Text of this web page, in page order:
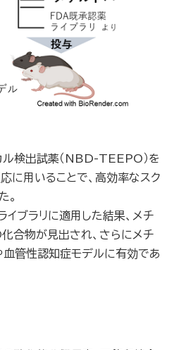
ル検出試薬（NBD-TEEPO）を
に用いることで、高効率なスク
。
ブラリに適用した結果、メチ
合物が見出され、さらにメチ
管性認知症モデルに有効であ